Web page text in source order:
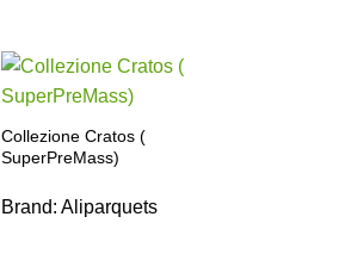
Collezione Cratos (
SuperPreMass)
Brand: Aliparquets